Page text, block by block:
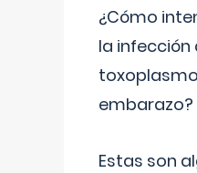
¿Cómo
la infección
embarazo?
Estas son